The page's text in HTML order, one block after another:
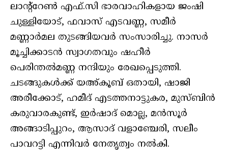
ലാന്റ്‌റേണ്‍ എഫ്.സി ഭാരവാഹികളായ ജംഷി
ചുള്ളിയോട്, ഫവാസ് എടവണ്ണ, സമീര്‍
മണ്ണാര്‍മല തുടങ്ങിയവര്‍ സംസാരിച്ചു. നാസര്‍
മൂച്ചിക്കാടന്‍ സ്വാഗതവും ഷഹീര്‍
പെരിന്തല്‍മണ്ണ നന്ദിയും രേഖപ്പെടുത്തി.
ചടങ്ങുകള്‍ക്ക് യഅ്കൂബ് ഒതായി, ഷാജി
അരീക്കോട്, ഹമീദ് എടത്തനാട്ടുകര, മുസ്ബിന്‍
കരുവാരകുണ്ട്, ഇര്‍ഷാദ് മൊല്ല, മന്‍സൂര്‍
അങ്ങാടിപ്പുറം, ആസാദ് വളാഞ്ചേരി, സലീം
പാവറട്ടി എന്നിവര്‍ നേതൃത്വം നല്‍കി.